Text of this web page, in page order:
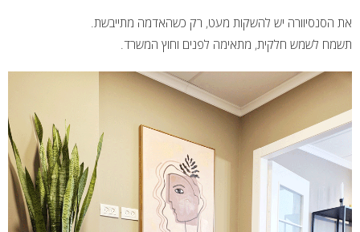
את הסנסיוורה יש להשקות מעט, רק כשהאדמה מתייבשת.
תשמח לשמש חלקית, מתאימה לפנים וחוץ המשרד.